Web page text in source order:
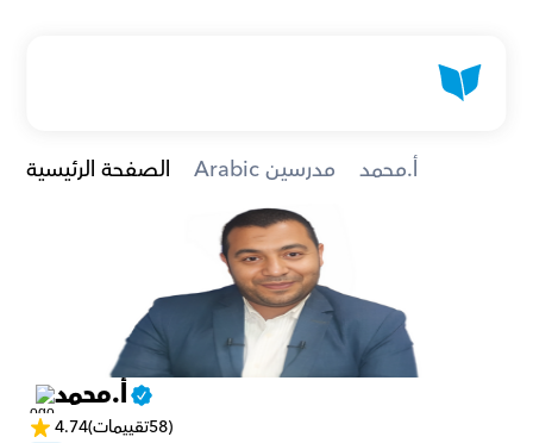
الصفحة الرئيسية Arabic مدرسين أ.محمد
أ.محمد
4.74 (58تقييمات)